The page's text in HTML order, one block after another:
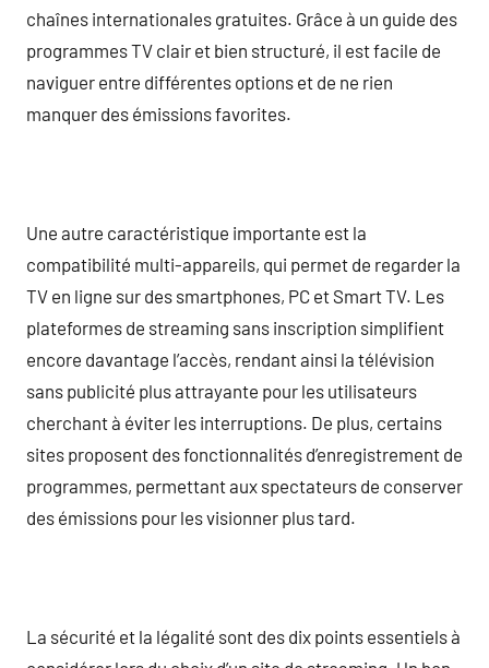
chaînes internationales gratuites. Grâce à un guide des
programmes TV clair et bien structuré, il est facile de
naviguer entre différentes options et de ne rien
manquer des émissions favorites.
Une autre caractéristique importante est la
compatibilité multi-appareils, qui permet de regarder la
TV en ligne sur des smartphones, PC et Smart TV. Les
plateformes de streaming sans inscription simplifient
encore davantage l’accès, rendant ainsi la télévision
sans publicité plus attrayante pour les utilisateurs
cherchant à éviter les interruptions. De plus, certains
sites proposent des fonctionnalités d’enregistrement de
programmes, permettant aux spectateurs de conserver
des émissions pour les visionner plus tard.
La sécurité et la légalité sont des dix points essentiels à